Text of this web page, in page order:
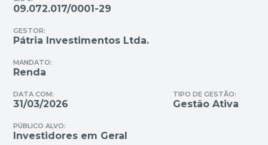
DATA COM:
31/03/2026
GESTOR:
Pátria Investimentos Ltda.
09.072.017/0001-29
MANDATO:
Renda
TIPO DE GESTÃO:
Gestão Ativa
PÚBLICO ALVO:
Investidores em Geral